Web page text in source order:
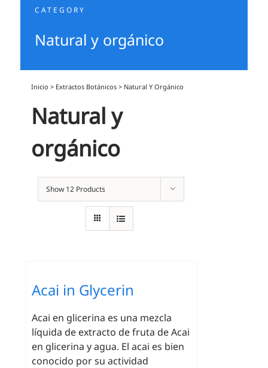
CATEGORY
Natural y orgánico
Inicio > Extractos Botánicos > Natural Y Orgánico
Natural y
orgánico
Show 12 Products
Acai in Glycerin
Acai en glicerina es una mezcla
líquida de extracto de fruta de Acai
en glicerina y agua. El acai es bien
conocido por su actividad